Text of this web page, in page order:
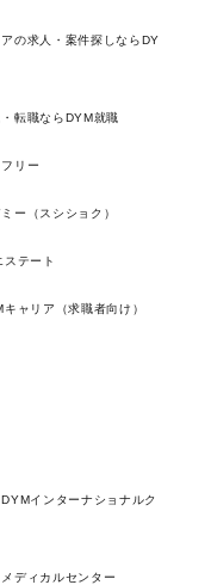
の求人・案件探しならDY
転職ならDYM就職
リー
ー（スシショク）
テート
ャリア（求職者向け）
インターナショナルク
ディカルセンター